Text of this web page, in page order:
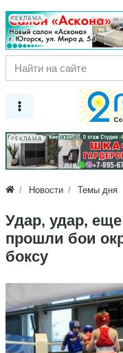
РЕКЛАМА
РЕКЛАМА
Новости Темы дня
Удар, удар,
прошли бои
боксу